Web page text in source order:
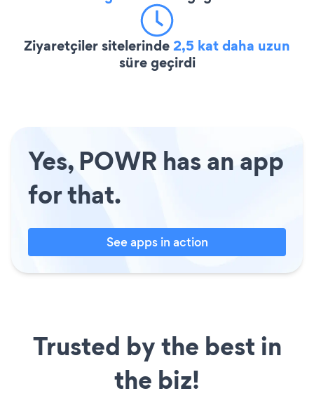
Ziyaretçiler sitelerinde2,5 kat daha uzun
süre geçirdi
Yes, POWR has an app
for that.
See apps in action
Trusted by the best in
the biz!